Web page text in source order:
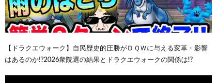
【ドラクエウォーク】自民歴史的圧勝がＤＱＷに与える変革・影響
はあるのか!?2026衆院選の結果とドラクエウォークの関係は!?